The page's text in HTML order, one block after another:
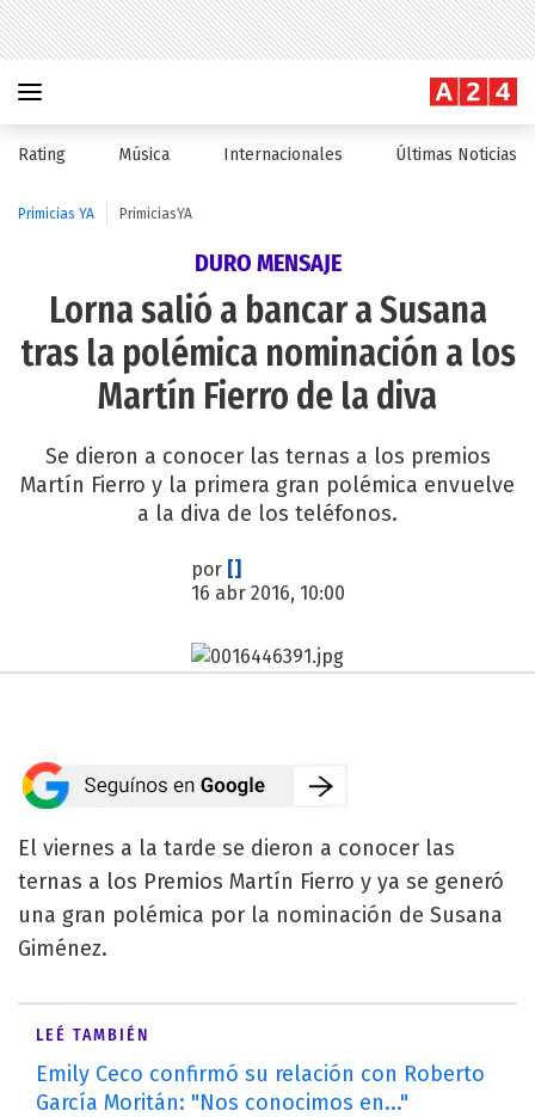
Rating Música Internacionales Últimas Noticias
Primicias YA PrimiciasYA
DURO MENSAJE
Lorna salió a bancar a Susana
tras la polémica nominación a los
Martín Fierro de la diva
Se dieron a conocer las ternas a los premios
Martín Fierro y la primera gran polémica envuelve
a la diva de los teléfonos.
por []
16 abr 2016, 10:00
El viernes a la tarde se dieron a conocer las
ternas a los Premios Martín Fierro y ya se generó
una gran polémica por la nominación de Susana
Giménez.
LEÉ TAMBIÉN
Emily Ceco confirmó su relación con Roberto
García Moritán: "Nos conocimos en..."